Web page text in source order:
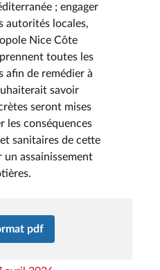
; engager
autorités locales,
Nice Côte
toutes les
afin de remédier à
savoir
seront mises
les conséquences
sanitaires de cette
assainissement
pdf